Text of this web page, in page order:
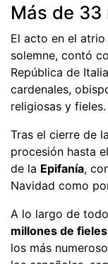
Más de 33
El acto en el
solemne, contó
República de
cardenales,
religiosas y fieles.
Tras el cierre de
procesión hasta
de la Epifanía,
Navidad como
A lo largo de
millones de
los más